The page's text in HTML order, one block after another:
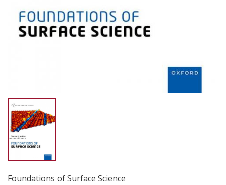
Foundations of Surface Science